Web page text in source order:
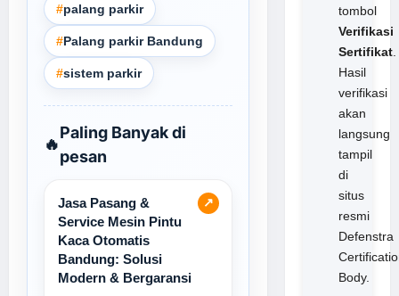
#palang parkir
#Palang parkir Bandung
#sistem parkir
🔥
Paling Banyak di
pesan
↗
Jasa Pasang &
Service Mesin Pintu
Kaca Otomatis
Bandung: Solusi
Modern & Bergaransi
tombol
Verifikasi
Sertifikat.
Hasil
verifikasi
akan
langsung
tampil
di
situs
resmi
Defenstra
Body.